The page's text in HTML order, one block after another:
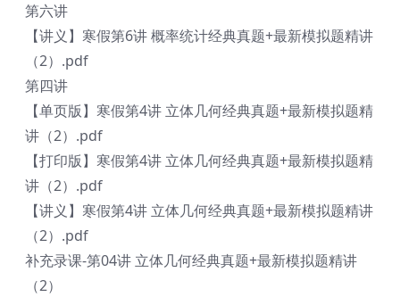
第六讲
【讲义】寒假第6讲 概率统计经典真题+最新模拟题精讲
（2）.pdf
第四讲
【单页版】寒假第4讲 立体几何经典真题+最新模拟题精
讲（2）.pdf
【打印版】寒假第4讲 立体几何经典真题+最新模拟题精
讲（2）.pdf
【讲义】寒假第4讲 立体几何经典真题+最新模拟题精讲
（2）.pdf
补充录课-第04讲 立体几何经典真题+最新模拟题精讲
（2）